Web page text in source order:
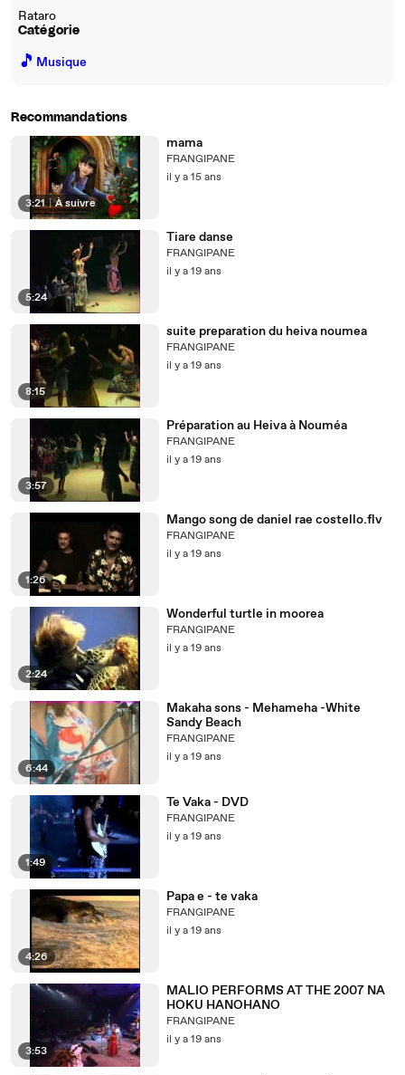
Rataro
Catégorie
🎵 Musique
Recommandations
3:21 | À suivre
mama
FRANGIPANE
il y a 15 ans
5:24
Tiare danse
FRANGIPANE
il y a 19 ans
8:15
suite preparation du heiva noumea
FRANGIPANE
il y a 19 ans
3:57
Préparation au Heiva à Nouméa
FRANGIPANE
il y a 19 ans
1:26
Mango song de daniel rae costello.flv
FRANGIPANE
il y a 19 ans
2:24
Wonderful turtle in moorea
FRANGIPANE
il y a 19 ans
6:44
Makaha sons - Mehameha -White
Sandy Beach
FRANGIPANE
il y a 19 ans
1:49
Te Vaka - DVD
FRANGIPANE
il y a 19 ans
4:26
Papa e - te vaka
FRANGIPANE
il y a 19 ans
3:53
MALIO PERFORMS AT THE 2007 NA
HOKU HANOHANO
FRANGIPANE
il y a 19 ans